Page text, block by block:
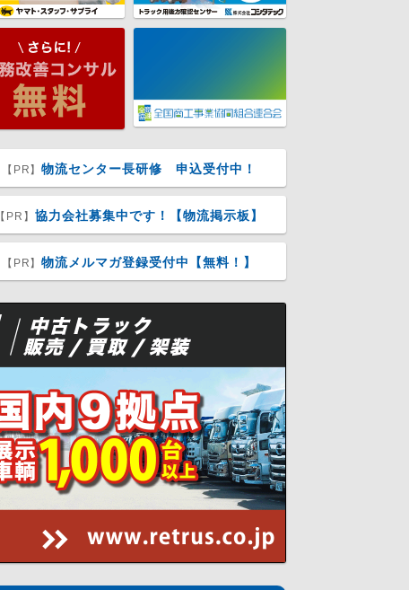
【PR】物流センター長研修 申込受付中！
【PR】 協力会社募集中です！【物流掲示板】
【PR】物流メルマガ登録受付中【無料！】